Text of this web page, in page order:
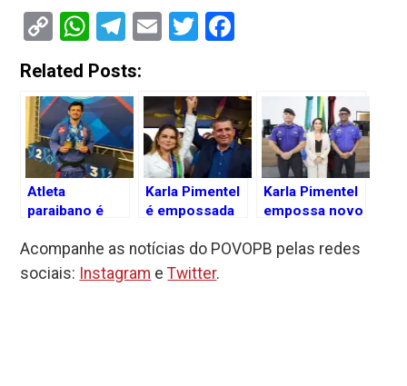
Copy
Link
WhatsApp
Telegram
EmailTwitter
Related Posts:
Atleta
paraibano é
Jiu Jitsu nos
EUA
Karla Pimentel
é empossada
segundo
mandato como
Karla Pimentel
empossa novo
Guarda Civil
Acompanhe as notícias do POVOPB pelas redes
sociais: Instagram eTwitter.